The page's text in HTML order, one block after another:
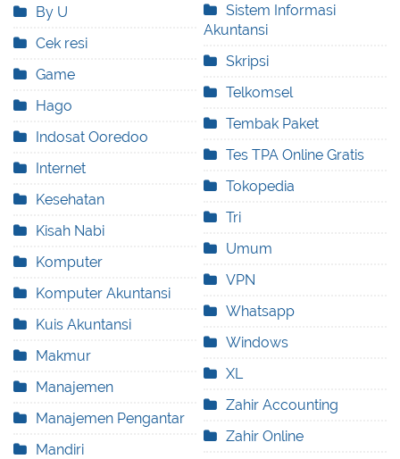
By U
Cek resi
Game
Hago
Indosat Ooredoo
Internet
Kesehatan
Kisah Nabi
Komputer
Komputer Akuntansi
Kuis Akuntansi
Makmur
Manajemen
Manajemen Pengantar
Mandiri
Sistem Informasi
Akuntansi
Skripsi
Telkomsel
Tembak Paket
Tes TPA Online Gratis
Tokopedia
Tri
Umum
VPN
Whatsapp
Windows
XL
Zahir Accounting
Zahir Online